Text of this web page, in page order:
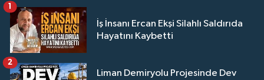
İş İnsanı Ercan Ekşi Silahlı Saldırıda
Hayatını Kaybetti
1
Liman Demiryolu Projesinde Dev
2